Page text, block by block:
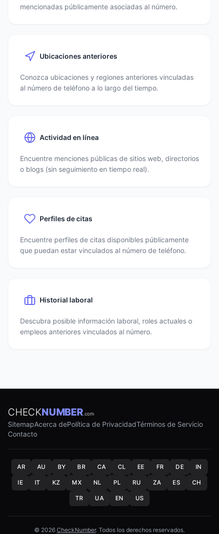
mencionadas públicamente asociadas al número.
Ubicaciones anteriores
Conozca ubicaciones y regiones anteriores vinculadas
al número de teléfono a lo largo del tiempo.
Actividad en línea
Encuentre menciones públicas de sitios web, directorios
o blogs (sin seguimiento en tiempo real).
Perfiles de citas
Encuentre perfiles de citas disponibles públicamente
que puedan estar vinculados al número de teléfono.
Historial laboral
Descubra posible información laboral, roles actuales o
empleos anteriores vinculados al número.
CHECKNUMBER.com
SitemapAcerca dePolítica de PrivacidadTérminos de Servicio
Contacto
AR AU BY BR CA CL EE FR DE IN
IE IT KZ MX NL PL RU ZA ES CH
TR UA EN US
© 2026 CheckNumber. Todos los derechos reservados.